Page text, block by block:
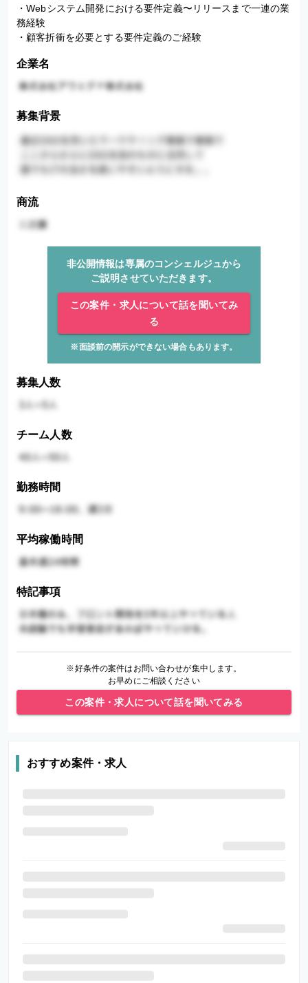
・Webシステム開発における要件定義〜リリースまで一連の業
務経験
・顧客折衝を必要とする要件定義のご経験
企業名
募集背景
商流
非公開情報は専属のコンシェルジュから
ご説明させていただきます。
この案件・求人について話を聞いてみ
る
※面談前の開示ができない場合もあります。
募集人数
チーム人数
勤務時間
平均稼働時間
特記事項
※好条件の案件はお問い合わせが集中します。
お早めにご相談ください
この案件・求人について話を聞いてみる
おすすめ案件・求人